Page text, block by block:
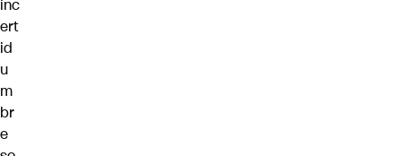
inc
ert
id
u
m
br
e